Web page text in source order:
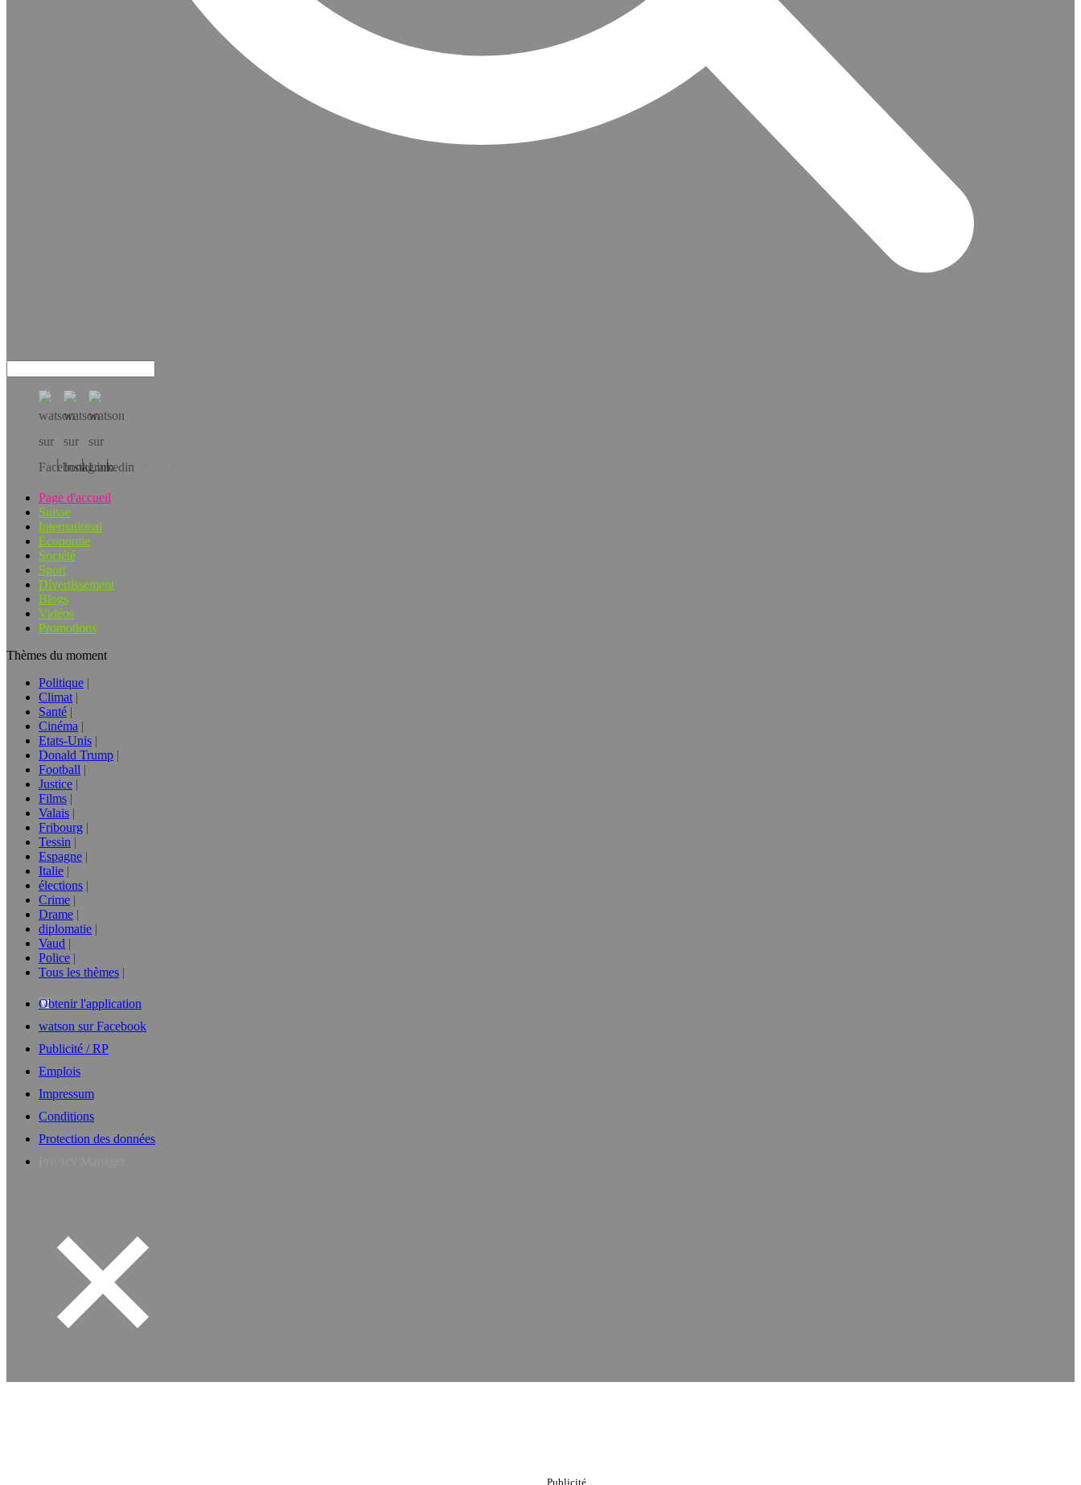
Téléchargez l’app!
Page d'accueil
Suisse
International
Economie
Société
Sport
Divertissement
Blogs
Vidéos
Promotions
Thèmes du moment
Politique
Climat
Santé
Cinéma
Etats-Unis
Donald Trump
Football
Justice
Films
Valais
Fribourg
Tessin
Espagne
Italie
élections
Crime
Drame
diplomatie
Vaud
Police
Tous les thèmes
Obtenir l'application
watson sur Facebook
Publicité / RP
Emplois
Impressum
Conditions
Protection des données